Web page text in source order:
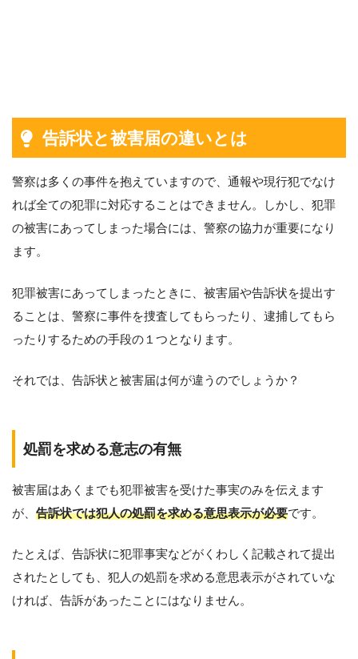
告訴状と被害届の違いとは
警察は多くの事件を抱えていますので、通報や現行犯でなけ
れば全ての犯罪に対応することはできません。しかし、犯罪
の被害にあってしまった場合には、警察の協力が重要になり
ます。
犯罪被害にあってしまったときに、被害届や告訴状を提出す
ることは、警察に事件を捜査してもらったり、逮捕してもら
ったりするための手段の１つとなります。
それでは、告訴状と被害届は何が違うのでしょうか？
処罰を求める意志の有無
被害届はあくまでも犯罪被害を受けた事実のみを伝えます
が、 告訴状では犯人の処罰を求める意思表示が必要です。
たとえば、告訴状に犯罪事実などがくわしく記載されて提出
されたとしても、犯人の処罰を求める意思表示がされていな
ければ、告訴があったことにはなりません。